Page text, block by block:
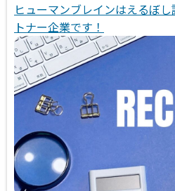
ヒューマンブレインはえるぼ
トナー企業です！